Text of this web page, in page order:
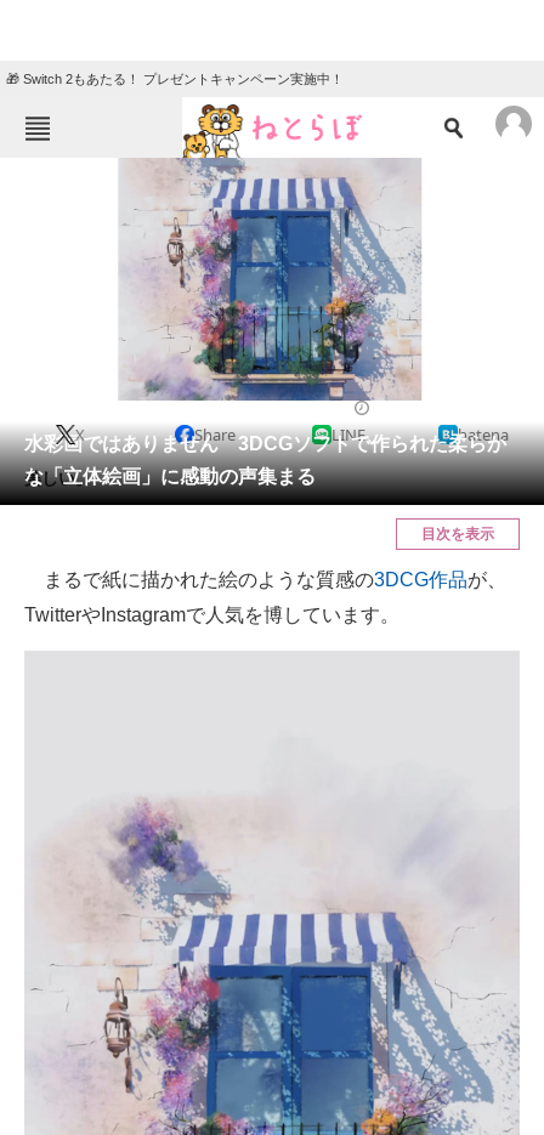
🎁 Switch 2もあたる！ プレゼントキャンペーン実施中！
ニュース
クイズ
地域
教育・育児
リサーチ
会員記事
メディア
ITの今と未来を見通す
スマホと通信の最新トレンド
ビジネスと働き方のヒント
AI活用のいまが分かる
企業ITのトレンドを詳説
経営リーダーのコミュニティ
マーケ×ITの今がよく分かる
ITエンジニア向け専門サイト
企業向けIT製品の総合サイト
水彩画ではありません 3DCGソフトで作られた柔らか
な「立体絵画」に感動の声集まる
X Share LINE hatena
美しい。
目次を表示
まるで紙に描かれた絵のような質感の3DCG作品が、
TwitterやInstagramで人気を博しています。